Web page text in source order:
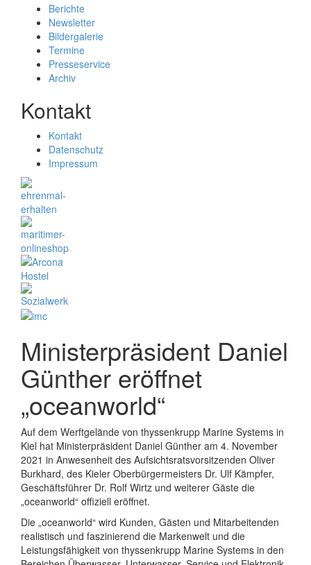
Berichte
Newsletter
Bildergalerie
Termine
Presseservice
Archiv
Kontakt
Kontakt
Datenschutz
Impressum
Ministerpräsident Daniel
Günther eröffnet
„oceanworld“
Auf dem Werftgelände von thyssenkrupp Marine Systems in
Kiel hat Ministerpräsident Daniel Günther am 4. November
2021 in Anwesenheit des Aufsichtsratsvorsitzenden Oliver
Burkhard, des Kieler Oberbürgermeisters Dr. Ulf Kämpfer,
Geschäftsführer Dr. Rolf Wirtz und weiterer Gäste die
„oceanworld“ offiziell eröffnet.
Die „oceanworld“ wird Kunden, Gästen und Mitarbeitenden
realistisch und faszinierend die Markenwelt und die
Leistungsfähigkeit von thyssenkrupp Marine Systems in den